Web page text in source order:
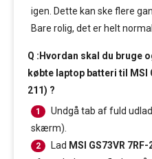
igen. Dette kan ske flere
Bare rolig, det er helt
Q :Hvordan skal du bruge
købte laptop batteri til MSI
211) ?
1
Undgå tab af fuld
skærm).
2 Lad MSI GS73VR